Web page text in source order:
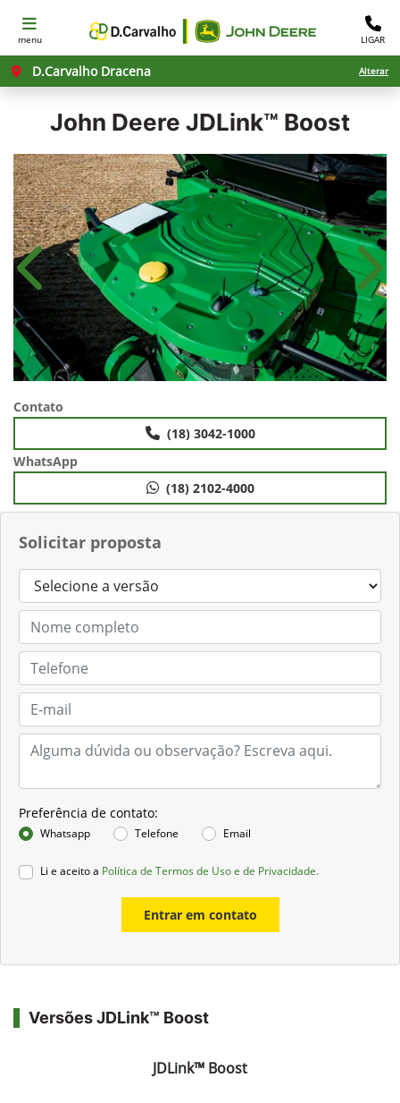
menu LIGAR
D.Carvalho Dracena Alterar
John Deere JDLink™ Boost
Solicitar proposta
Preferência de contato:
Whatsapp Telefone Email
Li e aceito a Política de Termos de Uso e de Privacidade.
Entrar em contato
Anterior
Contato
(18) 3042-1000
WhatsApp
(18) 2102-4000
Versões JDLink™ Boost
JDLink™ Boost